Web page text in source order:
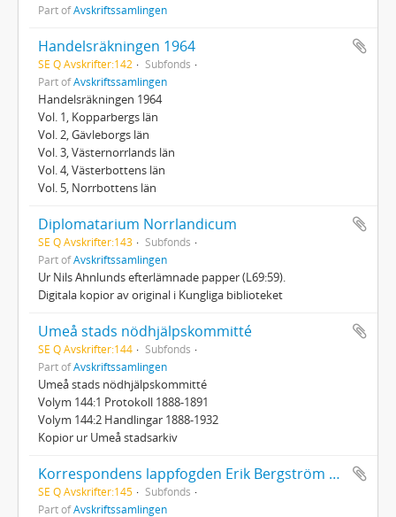
Part ofAvskriftssamlingen
Handelsräkningen 1964
SE Q Avskrifter:142
Subfonds
Part ofAvskriftssamlingen
Handelsräkningen 1964
Vol. 1, Kopparbergs län
Vol. 2, Gävleborgs län
Vol. 3, Västernorrlands län
Vol. 4, Västerbottens län
Vol. 5, Norrbottens län
Diplomatarium Norrlandicum
SE Q Avskrifter:143
Subfonds
Part ofAvskriftssamlingen
Ur Nils Ahnlunds efterlämnade papper (L69:59).
Digitala kopior av original i Kungliga biblioteket
Umeå stads nödhjälpskommitté
SE Q Avskrifter:144
Subfonds
Part ofAvskriftssamlingen
Umeå stads nödhjälpskommitté
Volym 144:1 Protokoll 1888-1891
Volym 144:2 Handlingar 1888-1932
Kopior ur Umeå stadsarkiv
Korrespondens lappfogden Erik Bergström och prästen Vitalis Karnell
SE Q Avskrifter:145
Subfonds
Part ofAvskriftssamlingen